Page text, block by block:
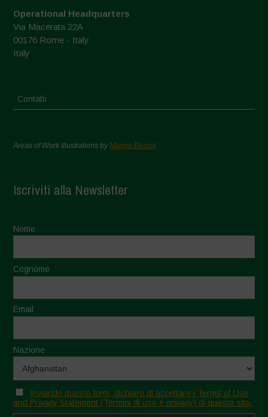
Operational Headquarters
Via Macerata 22A
00176 Rome - Italy
Italy
Contatti
Areas of Work Illustrations byMarion Bessol
Iscriviti alla Newsletter
Nome
Cognome
Email
Nazione
Inviando questo form, dichiaro di accettare i Terms of Use
and Privacy Statement (Termini di uso e privacy) di questo sito.